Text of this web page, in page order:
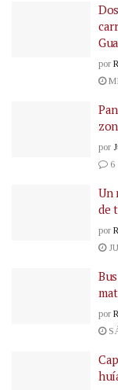
por
por
6
Un
de
por
por